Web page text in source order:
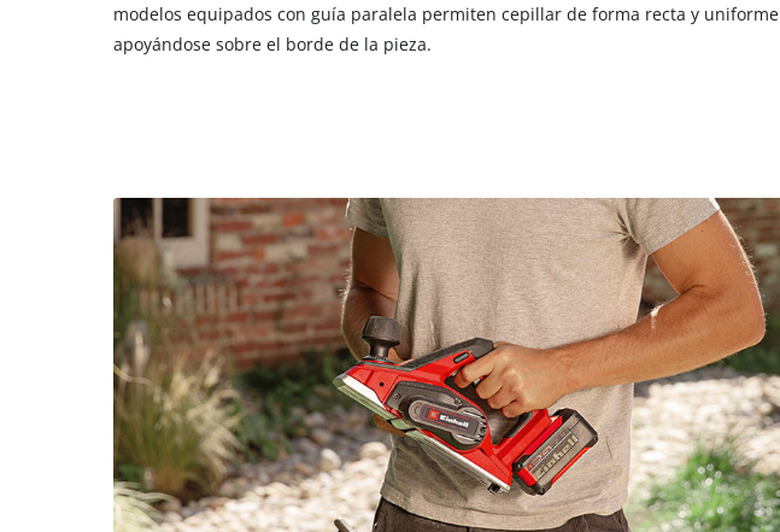
modelos equipados con guía paralela permiten cepillar de forma recta y uniforme
apoyándose sobre el borde de la pieza.